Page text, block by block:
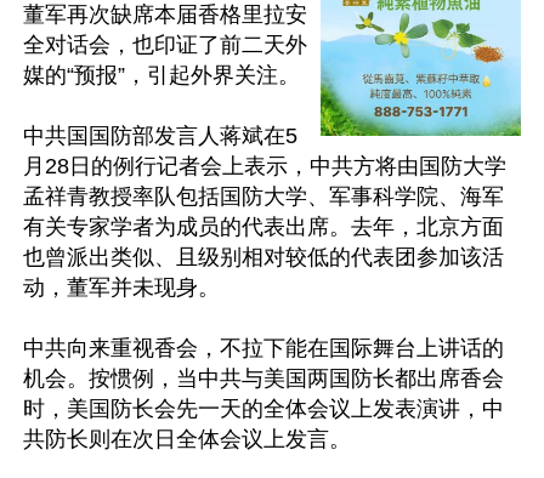
董军再次缺席本届香格里拉安
全对话会，也印证了前二天外
媒的“预报”，引起外界关注。
中共国国防部发言人蒋斌在5
月28日的例行记者会上表示，中共方将由国防大学
孟祥青教授率队包括国防大学、军事科学院、海军
有关专家学者为成员的代表出席。去年，北京方面
也曾派出类似、且级别相对较低的代表团参加该活
动，董军并未现身。
中共向来重视香会，不拉下能在国际舞台上讲话的
机会。按惯例，当中共与美国两国防长都出席香会
时，美国防长会先一天的全体会议上发表演讲，中
共防长则在次日全体会议上发言。